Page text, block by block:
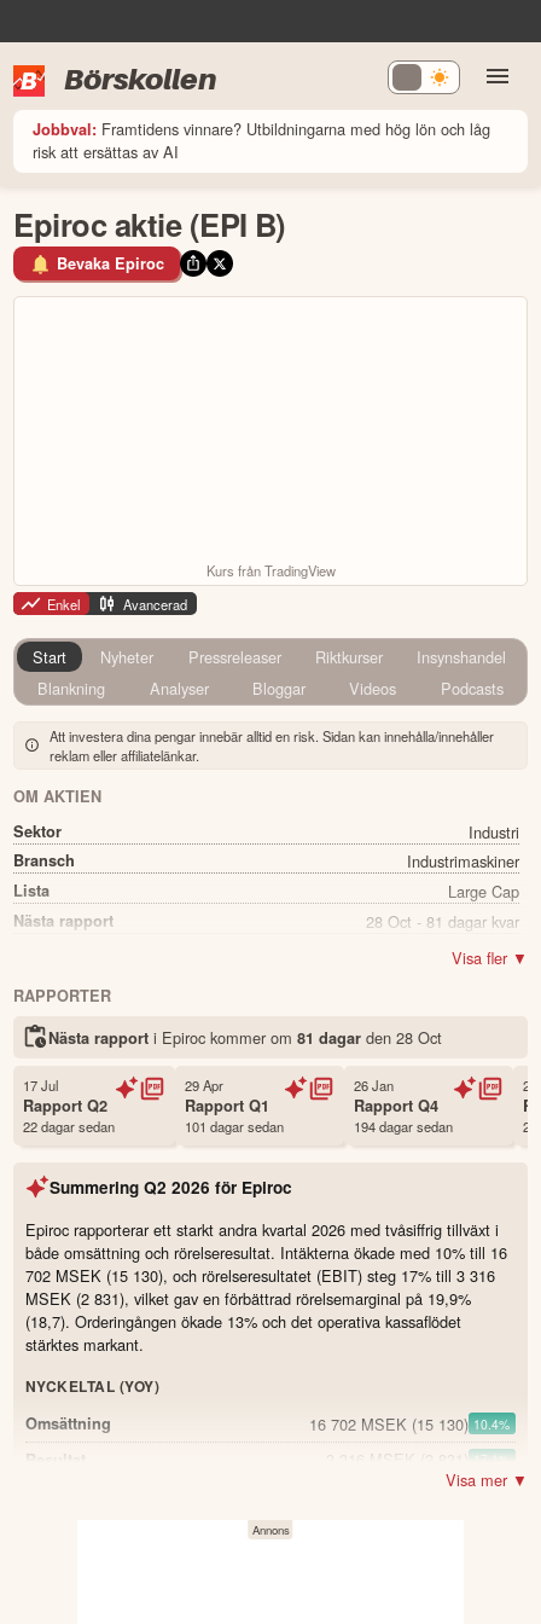
Börskollen
Jobbval: Framtidens vinnare? Utbildningarna med hög lön och låg
risk att ersättas av AI
Epiroc aktie (EPI B)
Bevaka Epiroc
Kurs från TradingView
Enkel
Avancerad
Start Nyheter Pressreleaser Riktkurser
Insynshandel
Blankning
Analyser Bloggar Videos Podcasts
Att investera dina pengar innebär alltid en risk. Sidan kan innehålla/innehåller
reklam eller affiliatelänkar.
OM AKTIEN
Sektor
Industri
Bransch Industrimaskiner
Lista Large Cap
Nästa rapport 28 Oct - 81 dagar kvar
Ja
Namn
EPI B
Status Noterad
Land
Antal ägare Avanza
Antal ägare Nordnet
4,949 st
Källa:Börsdata
Visa fler ▼
RAPPORTER
Nästa rapport i Epiroc kommer om 81 dagarden 28 Oct
17 Jul
RapportQ2
22 dagar sedan
29 Apr
RapportQ1
101 dagar sedan
26 Jan
RapportQ4
194 dagar sedan
29
Summering Q2 2026 för Epiroc
Epiroc rapporterar ett starkt andra kvartal 2026 med tvåsiffrig tillväxt i
både omsättning och rörelseresultat. Intäkterna ökade med 10% till 16
702 MSEK (15 130), och rörelseresultatet (EBIT) steg 17% till 3 316
MSEK (2 831), vilket gav en förbättrad rörelsemarginal på 19,9%
(18,7). Orderingången ökade 13% och det operativa kassaflödet
stärktes markant.
NYCKELTAL (YOY)
Omsättning
16 702 MSEK (15 130) 10.4%
Resultat 3 316 MSEK 17.1%
Visa mer ▼